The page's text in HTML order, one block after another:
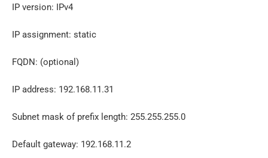
IP version: IPv4
IP assignment: static
FQDN: (optional)
IP address: 192.168.11.31
Subnet mask of prefix length: 255.255.255.0
Default gateway: 192.168.11.2